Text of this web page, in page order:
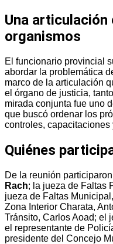
Una
organismos
El funcionario provincial
abordar la problemática
marco de la articulación
el órgano de justicia,
mirada conjunta fue uno
que buscó ordenar los
controles, capacitaciones
Quiénes
De la reunión
Rach; la jueza de Faltas
jueza de Faltas
Zona Interior Charata,
Tránsito, Carlos Aoad; el
el representante de
presidente del Concejo